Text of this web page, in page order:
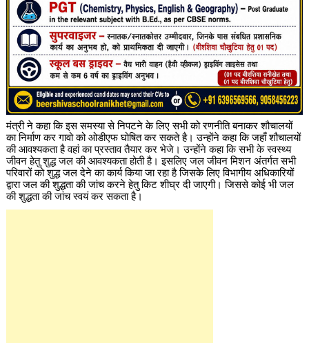
मंत्री ने कहा कि इस समस्या से निपटने के लिए सभी को रणनीति बनाकर शौचालयों
का निर्माण कर गावो को ओडीएफ घोषित कर सकते है। उन्होंने कहा कि जहाँ शौचालयों
की आवश्यकता है वहां का प्रस्ताव तैयार कर भेजे। उन्होंने कहा कि सभी के स्वस्थ्य
जीवन हेतु शुद्ध जल की आवश्यकता होती है। इसलिए जल जीवन मिशन अंतर्गत सभी
परिवारों को शुद्ध जल देने का कार्य किया जा रहा है जिसके लिए विभागीय अधिकारियों
द्वारा जल की शुद्धता की जांच करने हेतु किट शीघ्र दी जाएगी। जिससे कोई भी जल
की शुद्धता की जांच स्वयं कर सकता है।